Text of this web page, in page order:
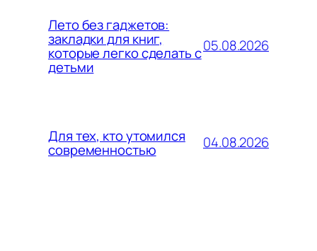
Лето без гаджетов:
закладки для книг,
которые легко сделать с
детьми
05.08.2026
Для тех, кто утомился
современностью 04.08.2026